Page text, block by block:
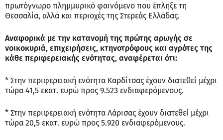
πρωτόγνωρο πλημμυρικό φαινόμενο που έπληξε τη
Θεσσαλία, αλλά και περιοχές της Στερεάς Ελλάδας.
Αναφορικά με την κατανομή της πρώτης αρωγής σε
νοικοκυριά, επιχειρήσεις, κτηνοτρόφους και αγρότες της
κάθε περιφερειακής ενότητας, αναφέρεται ότι:
* Στην περιφερειακή ενότητα Καρδίτσας έχουν διατεθεί μέχρι
τώρα 41,5 εκατ. ευρώ προς 9.523 ενδιαφερόμενους.
* Στην περιφερειακή ενότητα Λάρισας έχουν διατεθεί μέχρι
τώρα 20,5 εκατ. ευρώ προς 5.920 ενδιαφερόμενους.